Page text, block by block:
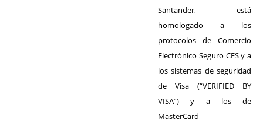
Santander, está
homologado a los
protocolos de Comercio
Electrónico Seguro CES y a
los sistemas de seguridad
de Visa (“VERIFIED BY
VISA”) y a los de
MasterCard